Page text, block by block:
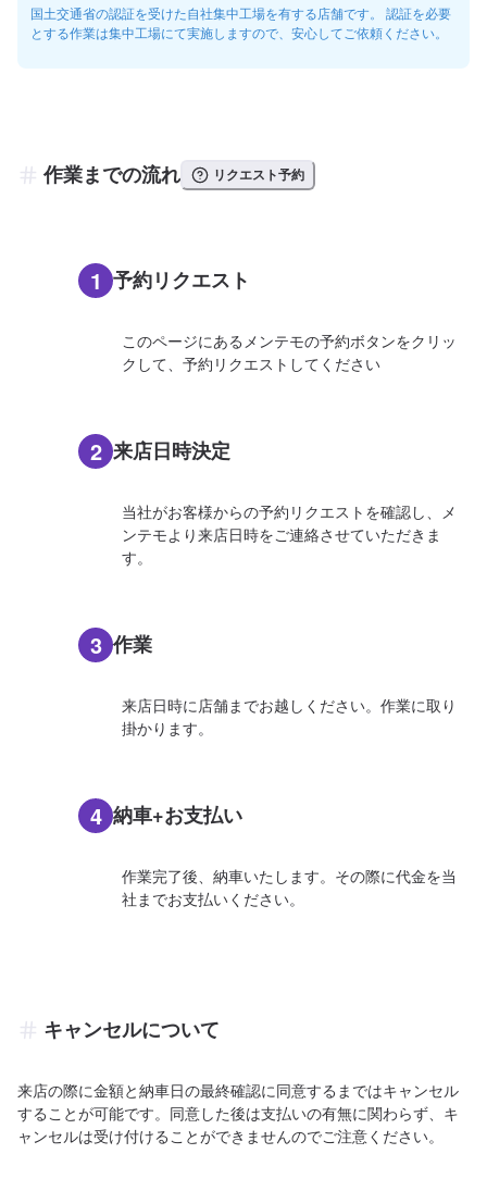
国土交通省の認証を受けた自社集中工場を有する店舗です。 認証を必要
とする作業は集中工場にて実施しますので、安心してご依頼ください。
作業までの流れ リクエスト予約
1 予約リクエスト
このページにあるメンテモの予約ボタンをクリッ
クして、予約リクエストしてください
2 来店日時決定
当社がお客様からの予約リクエストを確認し、メ
ンテモより来店日時をご連絡させていただきま
す。
3 作業
来店日時に店舗までお越しください。作業に取り
掛かります。
4 納車+お支払い
作業完了後、納車いたします。その際に代金を当
社までお支払いください。
キャンセルについて
来店の際に金額と納車日の最終確認に同意するまではキャンセル
することが可能です。同意した後は支払いの有無に関わらず、キ
ャンセルは受け付けることができませんのでご注意ください。